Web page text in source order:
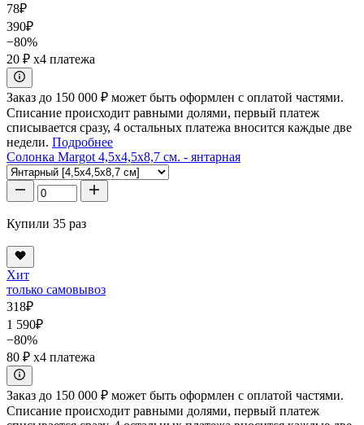
78₽
390₽
−80%
20 ₽ x4 платежа
Заказ до 150 000 ₽ может быть оформлен с оплатой частями.
Списание происходит равными долями, первый платеж
списывается сразу, 4 остальных платежа вносится каждые две
недели. Подробнее
Солонка Margot 4,5x4,5x8,7 см. - янтарная
Купили 35 раз
Хит
только самовывоз
318₽
1 590₽
−80%
80 ₽ x4 платежа
Заказ до 150 000 ₽ может быть оформлен с оплатой частями.
Списание происходит равными долями, первый платеж